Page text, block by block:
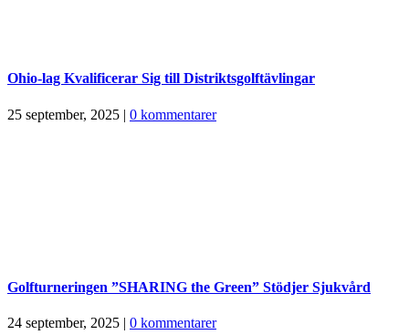
Ohio-lag Kvalificerar Sig till Distriktsgolftävlingar
25 september, 2025 | 0 kommentarer
Golfturneringen ”SHARING the Green” Stödjer Sjukvård
24 september, 2025 | 0 kommentarer